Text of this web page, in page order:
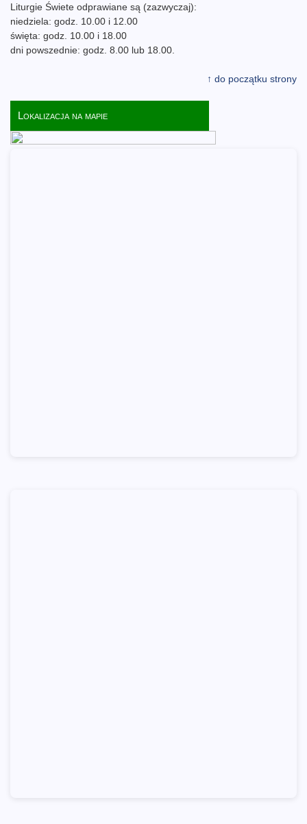
Liturgie Świete odprawiane są (zazwyczaj):
niedziela: godz. 10.00 i 12.00
święta: godz. 10.00 i 18.00
dni powszednie: godz. 8.00 lub 18.00.
↑ do początku strony
Lokalizacja na mapie